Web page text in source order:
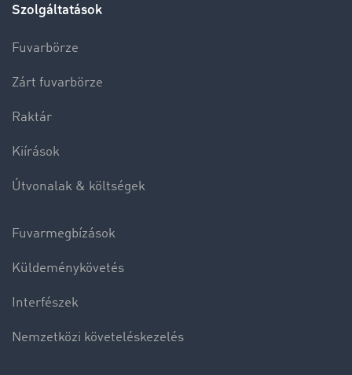
Szolgáltatások
Fuvarbörze
Zárt fuvarbörze
Raktár
Kiírások
Útvonalak & költségek
Fuvarmegbízások
Küldeménykövetés
Interfészek
Nemzetközi követeléskezelés